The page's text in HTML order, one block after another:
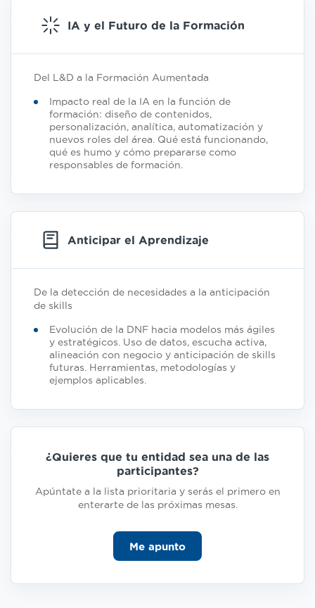
IA y el Futuro de la Formación
Del L&D a la Formación Aumentada
Impacto real de la IA en la función de
formación: diseño de contenidos,
personalización, analítica, automatización y
nuevos roles del área. Qué está funcionando,
qué es humo y cómo prepararse como
responsables de formación.
Anticipar el Aprendizaje
De la detección de necesidades a la anticipación
de skills
Evolución de la DNF hacia modelos más ágiles
y estratégicos. Uso de datos, escucha activa,
alineación con negocio y anticipación de skills
futuras. Herramientas, metodologías y
ejemplos aplicables.
¿Quieres que tu entidad sea una de las
participantes?
Apúntate a la lista prioritaria y serás el primero en
enterarte de las próximas mesas.
Me apunto